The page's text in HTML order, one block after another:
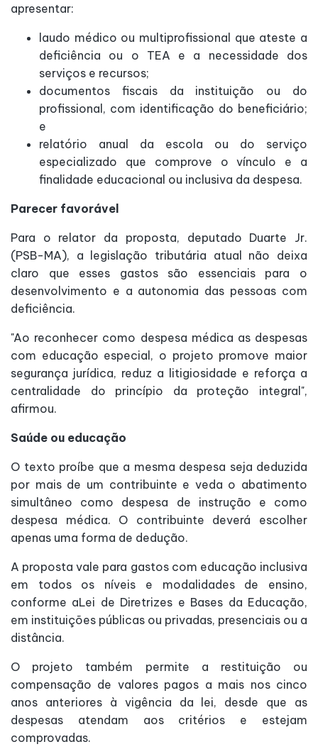
apresentar:
laudo médico ou multiprofissional que ateste a
deficiência ou o TEA e a necessidade dos
serviços e recursos;
documentos fiscais da instituição ou do
profissional, com identificação do beneficiário;
e
relatório anual da escola ou do serviço
especializado que comprove o vínculo e a
finalidade educacional ou inclusiva da despesa.
Parecer favorável
Para o relator da proposta, deputado Duarte Jr.
(PSB-MA), a legislação tributária atual não deixa
claro que esses gastos são essenciais para o
desenvolvimento e a autonomia das pessoas com
deficiência.
"Ao reconhecer como despesa médica as despesas
com educação especial, o projeto promove maior
segurança jurídica, reduz a litigiosidade e reforça a
centralidade do princípio da proteção integral",
afirmou.
Saúde ou educação
O texto proíbe que a mesma despesa seja deduzida
por mais de um contribuinte e veda o abatimento
simultâneo como despesa de instrução e como
despesa médica. O contribuinte deverá escolher
apenas uma forma de dedução.
A proposta vale para gastos com educação inclusiva
em todos os níveis e modalidades de ensino,
conforme aLei de Diretrizes e Bases da Educação,
em instituições públicas ou privadas, presenciais ou a
distância.
O projeto também permite a restituição ou
compensação de valores pagos a mais nos cinco
anos anteriores à vigência da lei, desde que as
despesas atendam aos critérios e estejam
comprovadas.